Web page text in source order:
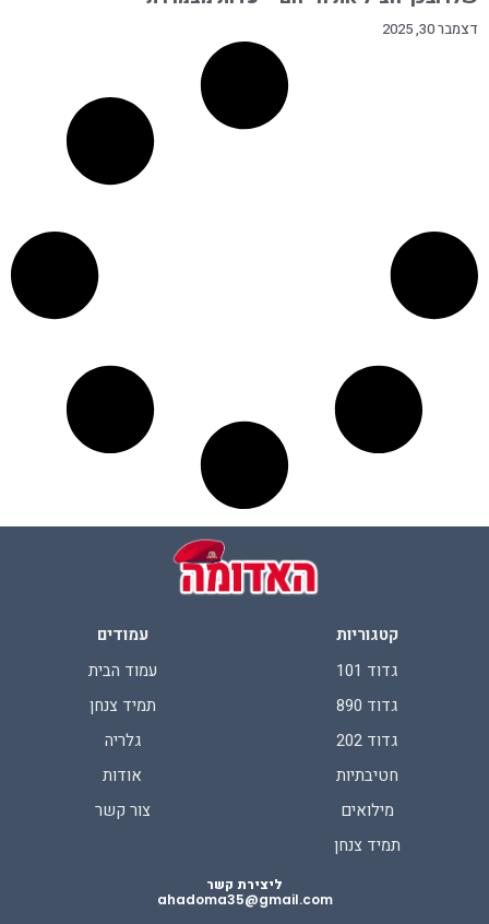
דצמבר 30, 2025
קטגוריות
גדוד 101
גדוד 890
גדוד 202
חטיבתיות
מילואים
תמיד צנחן
עמודים
עמוד הבית
תמיד צנחן
גלריה
אודות
צור קשר
ליצירת קשר
ahadoma35@gmail.com